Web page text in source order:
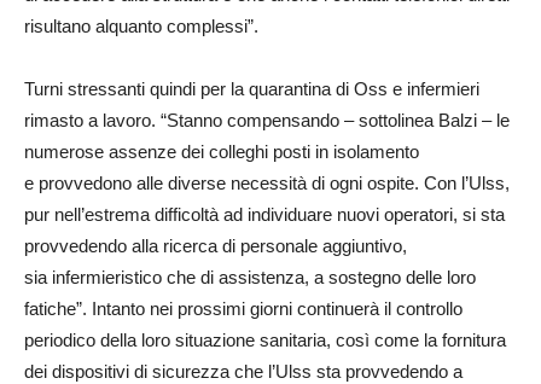
risultano alquanto complessi”.
Turni stressanti quindi per la quarantina di Oss e infermieri
rimasto a lavoro. “Stanno compensando – sottolinea Balzi – le
numerose assenze dei colleghi posti in isolamento
e provvedono alle diverse necessità di ogni ospite. Con l’Ulss,
pur nell’estrema difficoltà ad individuare nuovi operatori, si sta
provvedendo alla ricerca di personale aggiuntivo,
sia infermieristico che di assistenza, a sostegno delle loro
fatiche”. Intanto nei prossimi giorni continuerà il controllo
periodico della loro situazione sanitaria, così come la fornitura
dei dispositivi di sicurezza che l’Ulss sta provvedendo a